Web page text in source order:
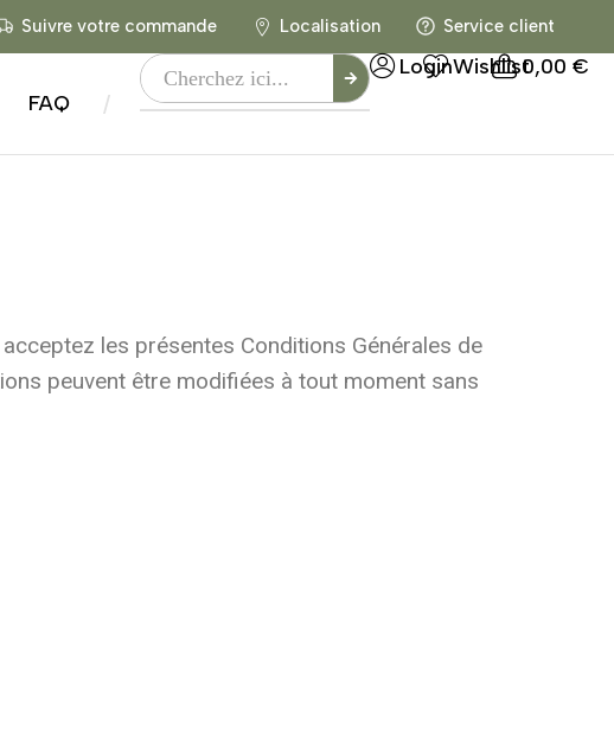
Suivre votre commande Localisation Service client
FAQ /
LoginWishlist0,00 €
les présentes Conditions Générales de
peuvent être modifiées à tout moment sans